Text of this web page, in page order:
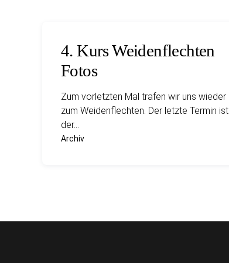
4. Kurs Weidenflechten
Fotos
Zum vorletzten Mal trafen wir uns wieder
zum Weidenflechten. Der letzte Termin ist
der…
Archiv